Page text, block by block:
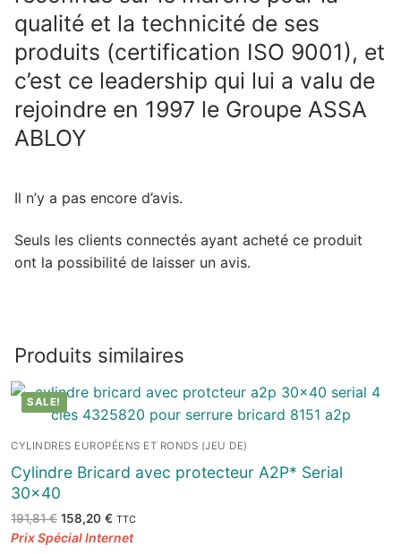
qualité et la technicité de ses
produits (certification ISO 9001), et
c’est ce leadership qui lui a valu de
rejoindre en 1997 le Groupe ASSA
ABLOY
Il n’y a pas encore d’avis.
Seuls les clients connectés ayant acheté ce produit
ont la possibilité de laisser un avis.
Produits similaires
SALE!
CYLINDRES EUROPÉENS ET RONDS (JEU DE)
Cylindre Bricard avec protecteur A2P* Serial
30×40
191,81€ Le
initial
158,20 €Le
actuel
TTC